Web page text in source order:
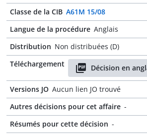
Classe de la CIB A61M 15/08
Langue de la procédure Anglais
Distribution Non distribuées (D)
Téléchargement
Décision en
Versions JO Aucun lien JO trouvé
Autres décisions pour cet affaire -
Résumés pour cette décision -